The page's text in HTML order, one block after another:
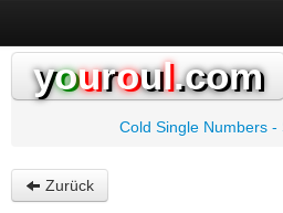
youroul.com
Cold Single Numbers -
Zurück